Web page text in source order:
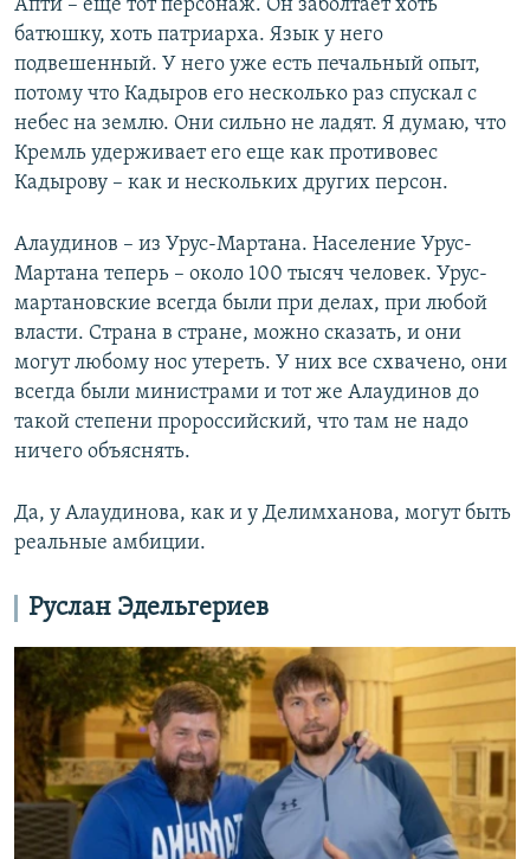
Апти – еще тот персонаж. Он заболтает хоть
батюшку, хоть патриарха. Язык у него
подвешенный. У него уже есть печальный опыт,
потому что Кадыров его несколько раз спускал с
небес на землю. Они сильно не ладят. Я думаю, что
Кремль удерживает его еще как противовес
Кадырову – как и нескольких других персон.
Алаудинов – из Урус-Мартана. Население Урус-
Мартана теперь – около 100 тысяч человек. Урус-
мартановские всегда были при делах, при любой
власти. Страна в стране, можно сказать, и они
могут любому нос утереть. У них все схвачено, они
всегда были министрами и тот же Алаудинов до
такой степени пророссийский, что там не надо
ничего объяснять.
Да, у Алаудинова, как и у Делимханова, могут быть
реальные амбиции.
Руслан Эдельгериев